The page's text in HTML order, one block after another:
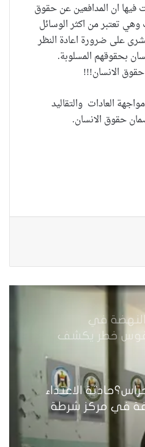
فيها ان المدافعين عن حقوق
تعتبر من اكثر الوسائل
على ضرورة اعادة النظر
بحقوقهم المسلوبة.
العادات والتقاليد
حقوق الانسان.
الموقع الرسمي لـ
الأعلى”سردية
بعد موتها
المرأة في اقتصاد
النهضة في
خطر يكشف
الاعتداء
في مركز شرطة
الداخلية العراقية
النساء واستعادة